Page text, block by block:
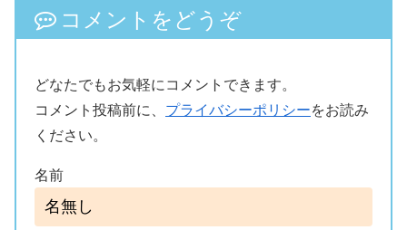
コメントをどうぞ
どなたでもお気軽にコメントできます。
コメント投稿前に、 プライバシーポリシーをお読み
ください。
名前